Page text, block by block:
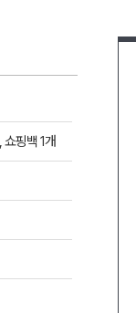
핑백 1개